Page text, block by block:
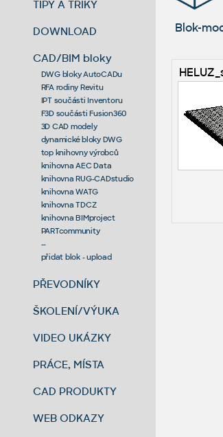
TIPY A TRIKY
DOWNLOAD
CAD/BIM bloky
DWG bloky AutoCADu
RFA rodiny Revitu
IPT součásti Inventoru
F3D součásti Fusion360
3D CAD modely
dynamické bloky DWG
top knihovny výrobců
knihovna AEC Data
knihovna RUG-CADstudio
knihovna WATG
knihovna TDCZ
knihovna BIMproject
PARTcommunity
--
přidat blok - upload
PŘEVODNÍKY
ŠKOLENÍ/VÝUKA
VIDEO UKÁZKY
PRÁCE, MÍSTA
CAD PRODUKTY
WEB ODKAZY
Blok-